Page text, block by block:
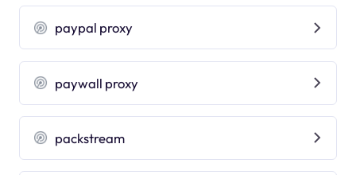
paypal proxy
paywall proxy
packstream